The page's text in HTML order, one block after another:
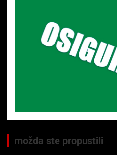
možda ste propustili